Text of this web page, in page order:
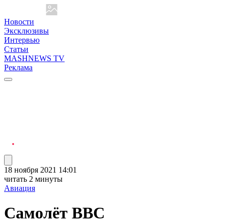
Новости
Эксклюзивы
Интервью
Статьи
MASHNEWS TV
Реклама
18 ноября 2021 14:01
читать 2 минуты
Авиация
Самолёт ВВС